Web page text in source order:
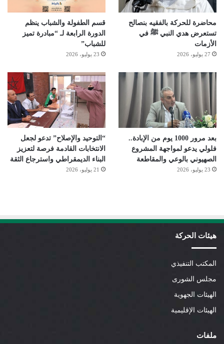
محاضرة للحركة بالفقيه بنصالح
تستعرض هدي النبي ﷺ في
الأزمات
27 يوليو، 2026
قسم الطفولة والشباب ينظم
الدورة الرابعة لـ “مبادرة تميز
للشباب”
23 يوليو، 2026
بعد مرور 1000 يوم من الإبادة..
فلولي يدعو لمواجهة المشروع
الصهيوني بالوعي والمقاطعة
23 يوليو، 2026
“التوحيد والإصلاح” تدعو لجعل
الانتخابات القادمة فرصة لتعزيز
البناء الديمقراطي واسترجاع الثقة
21 يوليو، 2026
هيئات الحركة
المكتب التنفيذي
مجلس الشورى
الهيئات الجهوية
الهيئات الإقليمية
ملفات